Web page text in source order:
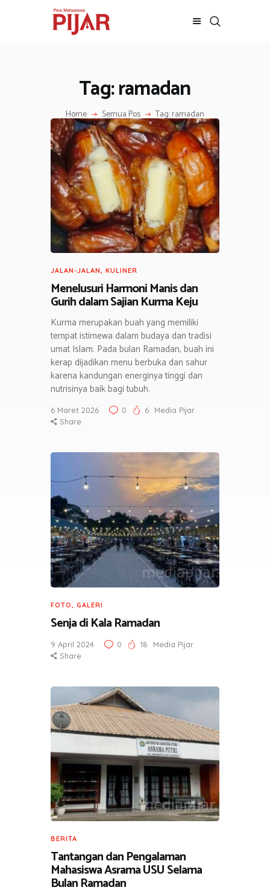
Tag: ramadan
Home Semua Pos Tag: ramadan
BERITA
ADVERTORIAL
SOSOK
GALERI
HIBURAN
JALAN-JALAN
GAYA HIDUP
OLAHRAGA
OPINI
JALAN-JALAN, KULINER
Menelusuri Harmoni Manis dan
Gurih dalam Sajian Kurma Keju
Kurma merupakan buah yang memiliki
tempat istimewa dalam budaya dan tradisi
umat Islam. Pada bulan Ramadan, buah ini
kerap dijadikan menu berbuka dan sahur
karena kandungan energinya tinggi dan
nutrisinya baik bagi tubuh.
6 Maret 2026 0 6
Media Pijar
Share
FOTO GALERI
Senja di Kala Ramadan
9 April 2024 0 18
Media Pijar
Share
BERITA
Tantangan dan Pengalaman
Mahasiswa Asrama USU Selama
Bulan Ramadan